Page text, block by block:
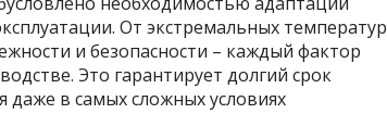
От экстремальных температур
и безопасности – каждый фактор
Это гарантирует долгий срок
даже в самых сложных условиях